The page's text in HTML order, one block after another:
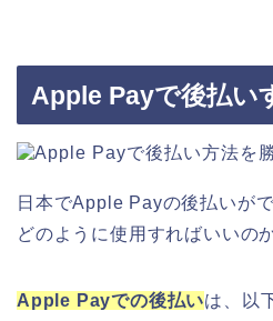
Apple Payで後払い
日本でApple Payの後払いが
どのように使用すればいいの
Apple Payでの後払いは、以